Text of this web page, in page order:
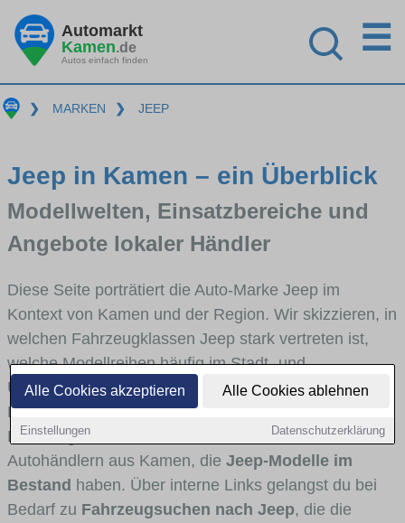
Alle Cookies akzeptieren Alle Cookies ablehnen
Einstellungen Datenschutzerklärung
Automarkt
Kamen.de
Autos einfach finden
☰
❯ MARKEN ❯ JEEP
Jeep in Kamen – ein Überblick
Modellwelten, Einsatzbereiche und
Angebote lokaler Händler
Diese Seite porträtiert die Auto-Marke Jeep im
Kontext von Kamen und der Region. Wir skizzieren, in
welchen Fahrzeugklassen Jeep stark vertreten ist,
welche Modellreihen häufig im Stadt- und
Umlandverkehr zu sehen sind und für welche
Fahrertypen die Marke interessant ist. Viele
Fahrzeuge stammen von Autohäusern und
Autohändlern aus Kamen, die Jeep-Modelle im
Bestand haben. Über interne Links gelangst du bei
Bedarf zu Fahrzeugsuchen nach Jeep, die die